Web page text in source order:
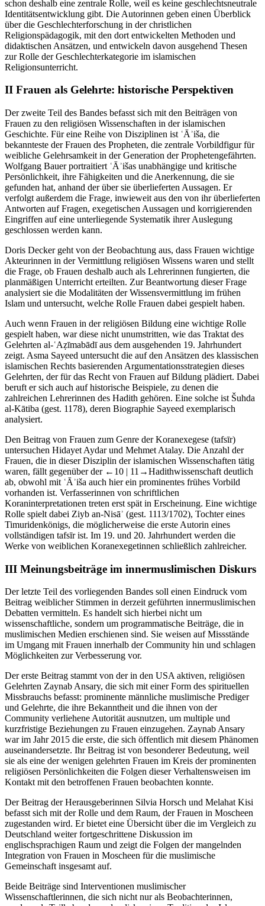
schon deshalb eine zentrale Rolle, weil es keine geschlechtsneutrale
Identitätsentwicklung gibt. Die Autorinnen geben einen Überblick
über die Geschlechterforschung in der christlichen
Religionspädagogik, mit den dort entwickelten Methoden und
didaktischen Ansätzen, und entwickeln davon ausgehend Thesen
zur Rolle der Geschlechterkategorie im islamischen
Religionsunterricht.
II Frauen als Gelehrte: historische Perspektiven
Der zweite Teil des Bandes befasst sich mit den Beiträgen von
Frauen zu den religiösen Wissenschaften in der islamischen
Geschichte. Für eine Reihe von Disziplinen ist ʿĀʾiša, die
bekannteste der Frauen des Propheten, die zentrale Vorbildfigur für
weibliche Gelehrsamkeit in der Generation der Prophetengefährten.
Wolfgang Bauerportraitiert ʿĀʾišas unabhängige und kritische
Persönlichkeit, ihre Fähigkeiten und die Anerkennung, die sie
gefunden hat, anhand der über sie überlieferten Aussagen. Er
verfolgt außerdem die Frage, inwieweit aus den von ihr überlieferten
Antworten auf Fragen, exegetischen Aussagen und korrigierenden
Eingriffen auf eine unterliegende Systematik ihrer Auslegung
geschlossen werden kann.
Doris Deckergeht von der Beobachtung aus, dass Frauen wichtige
Akteurinnen in der Vermittlung religiösen Wissens waren und stellt
die Frage, ob Frauen deshalb auch als Lehrerinnen fungierten, die
planmäßigen Unterricht erteilten. Zur Beantwortung dieser Frage
analysiert sie die Modalitäten der Wissensvermittlung im frühen
Islam und untersucht, welche Rolle Frauen dabei gespielt haben.
Auch wenn Frauen in der religiösen Bildung eine wichtige Rolle
gespielt haben, war diese nicht unumstritten, wie das Traktat des
Gelehrten al-ʿAẓīmabādī aus dem ausgehenden 19. Jahrhundert
zeigt. Asma Sayeed untersucht die auf den Ansätzen des klassischen
islamischen Rechts basierenden Argumentationsstrategien dieses
Gelehrten, der für das Recht von Frauen auf Bildung plädiert. Dabei
beruft er sich auch auf historische Beispiele, zu denen die
zahlreichen Lehrerinnen des Hadith gehören. Eine solche ist Šuhda
al-Kātiba (gest. 1178), deren Biographie Sayeed exemplarisch
analysiert.
Den Beitrag von Frauen zum Genre der Koranexegese (tafsīr)
untersuchen Hidayet Aydarund Mehmet Atalay. Die Anzahl der
Frauen, die in dieser Disziplin der islamischen Wissenschaften tätig
waren, fällt gegenüber der ←10 | 11→Hadithwissenschaft deutlich
ab, obwohl mit ʿĀʾiša auch hier ein prominentes frühes Vorbild
vorhanden ist. Verfasserinnen von schriftlichen
Koraninterpretationen treten erst spät in Erscheinung. Eine wichtige
Rolle spielt dabei Ziyb an-Nisāʾ (gest. 1113/1702), Tochter eines
Timuridenkönigs, die möglicherweise die erste Autorin eines
vollständigen tafsīrist. Im 19. und 20. Jahrhundert werden die
Werke von weiblichen Koranexegetinnen schließlich zahlreicher.
III Meinungsbeiträge im innermuslimischen Diskurs
Der letzte Teil des vorliegenden Bandes soll einen Eindruck vom
Beitrag weiblicher Stimmen in derzeit geführten innermuslimischen
Debatten vermitteln. Es handelt sich hierbei nicht um
wissenschaftliche, sondern um programmatische Beiträge, die in
muslimischen Medien erschienen sind. Sie weisen auf Missstände
im Umgang mit Frauen innerhalb der Community hin und schlagen
Möglichkeiten zur Verbesserung vor.
Der erste Beitrag stammt von der in den USA aktiven, religiösen
Gelehrten Zaynab Ansary, die sich mit einer Form des spirituellen
Missbrauchs befasst: prominente männliche muslimische Prediger
und Gelehrte, die ihre Bekanntheit und die ihnen von der
Community verliehene Autorität ausnutzen, um multiple und
kurzfristige Beziehungen zu Frauen einzugehen. Zaynab Ansary
war im Jahr 2015 die erste, die sich öffentlich mit diesem Phänomen
auseinandersetzte. Ihr Beitrag ist von besonderer Bedeutung, weil
sie als eine der wenigen gelehrten Frauen im Kreis der prominenten
religiösen Persönlichkeiten die Folgen dieser Verhaltensweisen im
Kontakt mit den betroffenen Frauen beobachten konnte.
Der Beitrag der Herausgeberinnen Silvia Horsch und Melahat Kisi
befasst sich mit der Rolle und dem Raum, der Frauen in Moscheen
zugestanden wird. Er bietet eine Übersicht über die im Vergleich zu
Deutschland weiter fortgeschrittene Diskussion im
englischsprachigen Raum und zeigt die Folgen der mangelnden
Integration von Frauen in Moscheen für die muslimische
Gemeinschaft insgesamt auf.
Beide Beiträge sind Interventionen muslimischer
Wissenschaftlerinnen, die sich nicht nur als Beobachterinnen,